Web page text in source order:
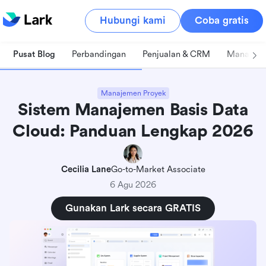
Hubungi kami Coba gratis
Pusat Blog Perbandingan Penjualan & CRM
Manajemen Proyek
Sistem Manajemen Basis Data
Cloud: Panduan Lengkap 2026
Cecilia LaneGo-to-Market Associate
6 Agu 2026
Gunakan Lark secara GRATIS